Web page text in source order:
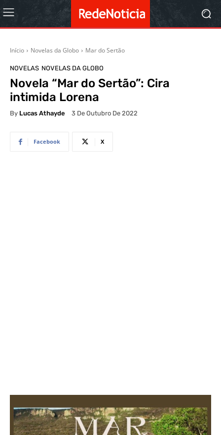
Início Novelas da Globo Mar do Sertão
NOVELAS NOVELAS DA GLOBO
Novela “Mar do Sertão”: Cira
intimida Lorena
By Lucas Athayde 3 De Outubro De 2022
Facebook X